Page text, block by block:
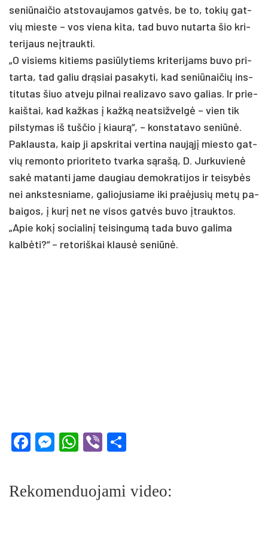
se­niū­nai­čio at­sto­vau­ja­mos gatvės, be to, to­kių gat­
vių mies­te – vos vie­na ki­ta, tad bu­vo nu­tar­ta šio kri­
te­ri­jaus ne­įtrauk­ti.
„O vi­siems ki­tiems pa­si­ūly­tiems kri­te­ri­jams bu­vo pri­
tar­ta, tad ga­liu drąsiai pa­sa­ky­ti, kad se­niū­nai­čių ins­
ti­tu­tas šiuo at­ve­ju pil­nai rea­li­za­vo sa­vo ga­lias. Ir prie­
kaiš­tai, kad kaž­kas į kažką neat­siž­velgė – vien tik
pils­ty­mas iš tuš­čio į kiaurą“, – kons­ta­ta­vo se­niūnė.
Pak­laus­ta, kaip ji ap­skri­tai ver­ti­na naująjį mies­to gat­
vių re­mon­to prio­ri­te­to tvar­ka sąrašą, D. Jur­ku­vienė
sakė ma­tan­ti ja­me dau­giau de­mok­ra­ti­jos ir tei­sybės
nei anks­tes­nia­me, ga­lio­ju­sia­me iki pra­ėju­sių metų pa­
bai­gos, į kurį net ne vi­sos gatvės bu­vo įtrauk­tos.
„Apie kokį so­cia­linį tei­sin­gumą ta­da bu­vo ga­li­ma
kalbė­ti?“ – re­to­riš­kai klausė se­niūnė.
Facebook
Messenger
WhatsApp
Viber
Rekomenduojami video: